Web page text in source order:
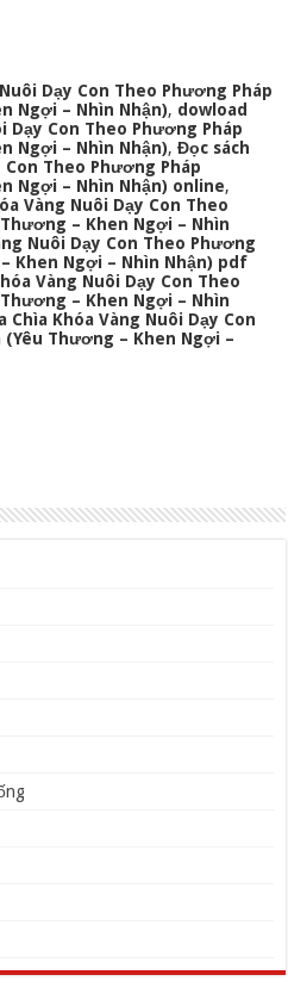
Dạy Con Theo Phương Pháp
Ngợi – Nhìn Nhận), dowload
Dạy Con Theo Phương Pháp
Ngợi – Nhìn Nhận),Đọc sách
Con Theo Phương Pháp
Ngợi – Nhìn Nhận) online,
Vàng Nuôi Dạy Con Theo
– Khen Ngợi – Nhìn
Nuôi Dạy Con Theo Phương
Khen Ngợi – Nhìn Nhận) pdf
Vàng Nuôi Dạy Con Theo
– Khen Ngợi – Nhìn
Chìa Khóa Vàng Nuôi Dạy Con
Thương – Khen Ngợi –